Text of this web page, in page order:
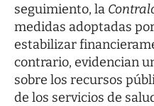
seguimiento, la
medidas adoptadas
estabilizar
contrario, evidencian
sobre los recursos
de los servicios de